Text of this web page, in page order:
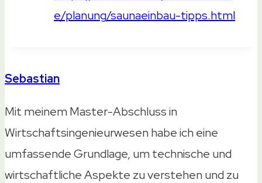
e/planung/saunaeinbau-tipps.html
Sebastian
Mit meinem Master-Abschluss in
Wirtschaftsingenieurwesen habe ich eine
umfassende Grundlage, um technische und
wirtschaftliche Aspekte zu verstehen und zu